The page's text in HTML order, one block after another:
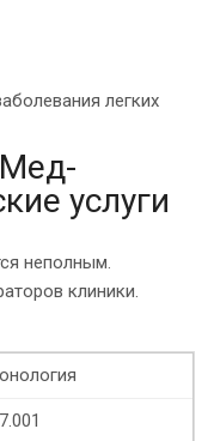
легких
услуги
неполным.
клиники.